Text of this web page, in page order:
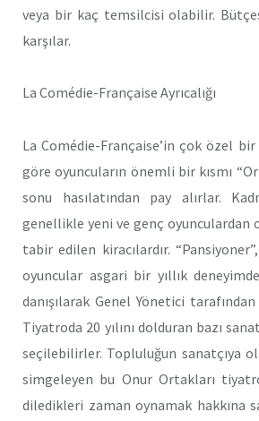
veya bir kaç temsilcisi olabilir.
karşılar.
La Comédie-Française Ayrıcalığı
La Comédie-Française’in çok özel bir
göre oyuncuların önemli bir kısmı
sonu hasılatından pay alırlar.
genellikle yeni ve genç oyunculardan
tabir edilen kiracılardır.
oyuncular asgari bir yıllık
danışılarak Genel Yönetici
Tiyatroda 20 yılını dolduran bazı
seçilebilirler. Topluluğun sanatçıya
simgeleyen bu Onur Ortakları
diledikleri zaman oynamak hakkına